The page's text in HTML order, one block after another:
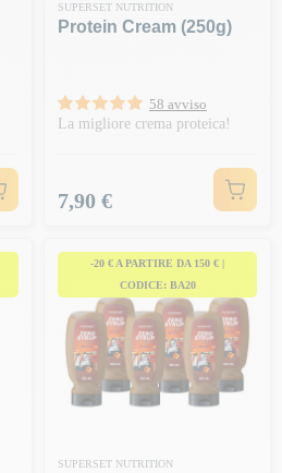
SUPERSET NUTRITION
Protein Cream (250g)
58 avviso
La migliore crema proteica!
Prezzo
7,90 €
-20 € A PARTIRE DA 150 € |
CODICE: BA20
SUPERSET NUTRITION